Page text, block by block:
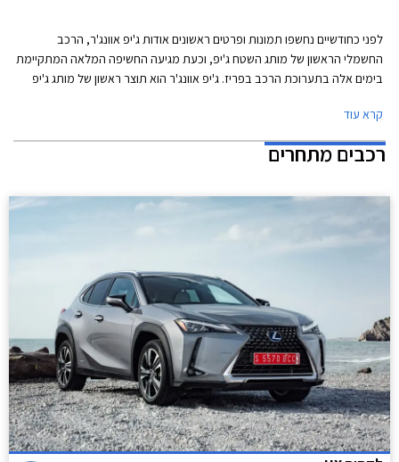
לפני כחודשיים נחשפו תמונות ופרטים ראשונים אודות ג'יפ אוונג'ר, הרכב
החשמלי הראשון של מותג השטח ג'יפ, וכעת מגיעה החשיפה המלאה המתקיימת
בימים אלה בתערוכת הרכב בפריז. ג'יפ אוונג'ר הוא תוצר ראשון של מותג ג'יפ
קונצרן סטלנטיס עתיר המותגים. כמו כן מדובר ברכב ראשון מתוך סדרת דגמים
חשמליים שיגיעו בהמשך, והראשון אשר תוכנן עם הפנים לאירופה.
קרא עוד
רכבים מתחרים